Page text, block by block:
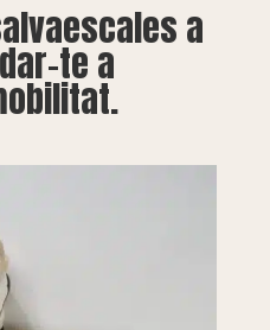
a
te a